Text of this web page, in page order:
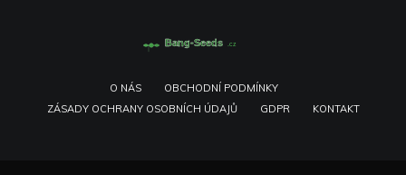
O NÁS
OBCHODNÍ PODMÍNKY
ZÁSADY OCHRANY OSOBNÍCH ÚDAJŮ
GDPR KONTAKT